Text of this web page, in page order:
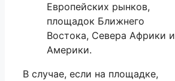
Европейских рынков,
площадок Ближнего
Востока, Севера Африки и
Америки.
В случае, если на площадке,